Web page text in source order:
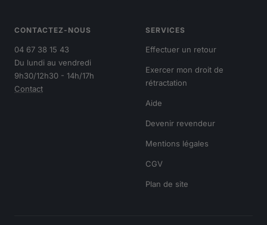
CONTACTEZ-NOUS
04 67 38 15 43
Du lundi au vendredi
9h30/12h30 - 14h/17h
Contact
SERVICES
Effectuer un retour
Exercer mon droit de
rétractation
Aide
Devenir revendeur
Mentions légales
CGV
Plan de site